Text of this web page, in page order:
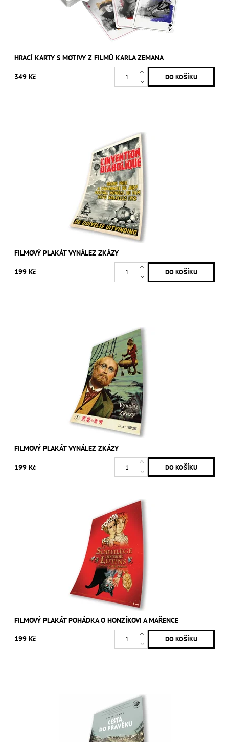
HRACÍ KARTY S MOTIVY Z FILMŮ KARLA ZEMANA
349 Kč
FILMOVÝ PLAKÁT VYNÁLEZ ZKÁZY
199 Kč
FILMOVÝ PLAKÁT VYNÁLEZ ZKÁZY
199 Kč
FILMOVÝ PLAKÁT POHÁDKA O HONZÍKOVI A MAŘENCE
199 Kč